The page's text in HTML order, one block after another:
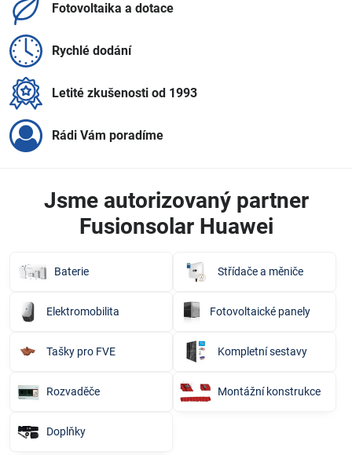
Fotovoltaika a dotace
Rychlé dodání
Letité zkušenosti od 1993
Rádi Vám poradíme
Jsme autorizovaný partner
Fusionsolar Huawei
Baterie Střídače a měniče
Elektromobilita Fotovoltaické panely
Tašky pro FVE Kompletní sestavy
Rozvaděče Montážní konstrukce
Doplňky